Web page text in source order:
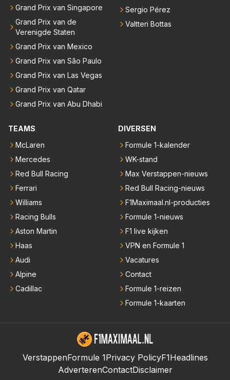
Grand Prix van Singapore
Grand Prix van de
Verenigde Staten
Grand Prix van Mexico
Grand Prix van São Paulo
Grand Prix van Las Vegas
Grand Prix van Qatar
Grand Prix van Abu Dhabi
Sergio Pérez
Valtteri Bottas
TEAMS
McLaren
Mercedes
Red Bull Racing
Ferrari
Williams
Racing Bulls
Aston Martin
Haas
Audi
Alpine
Cadillac
DIVERSEN
Formule 1-kalender
WK-stand
Max Verstappen-nieuws
Red Bull Racing-nieuws
F1Maximaal.nl-producties
Formule 1-nieuws
F1 live kijken
VPN en Formule 1
Vacatures
Contact
Formule 1-reizen
Formule 1-kaarten
VerstappenFormule 1Privacy PolicyF1Headlines
AdverterenContactDisclaimer